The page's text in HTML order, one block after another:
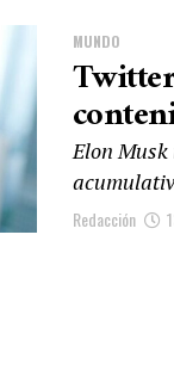
MUNDO
Elon
Redacción